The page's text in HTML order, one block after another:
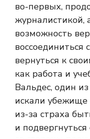
во-первых,
журналистикой,
возможность
воссоединиться
вернуться к
как работа и
Вальдес, один
искали
из-за страха
и